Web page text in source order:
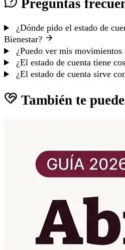
Preguntas
¿Dónde pido el estado de
Bienestar?
¿Puedo ver mis
¿El estado de cuenta tiene
¿El estado de cuenta sirve
También te